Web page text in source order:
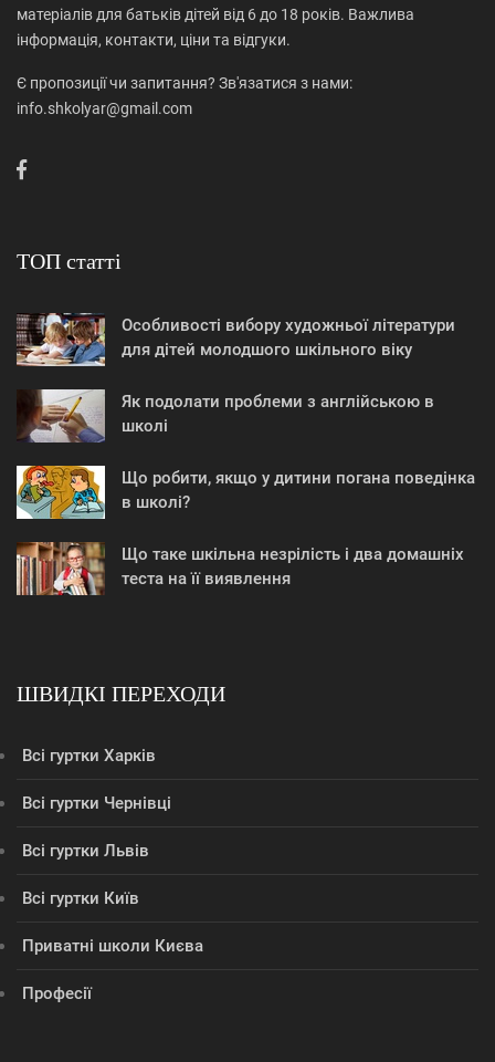
матеріалів для батьків дітей від 6 до 18 років. Важлива
інформація, контакти, ціни та відгуки.
Є пропозиції чи запитання? Зв'язатися з нами:
info.shkolyar@gmail.com
ТОП статті
Особливості вибору художньої літератури
для дітей молодшого шкільного віку
Як подолати проблеми з англійською в
школі
Що робити, якщо у дитини погана поведінка
в школі?
Що таке шкільна незрілість і два домашніх
теста на її виявлення
ШВИДКІ ПЕРЕХОДИ
Всі гуртки Харків
Всі гуртки Чернівці
Всі гуртки Львів
Всі гуртки Київ
Приватні школи Києва
Професії